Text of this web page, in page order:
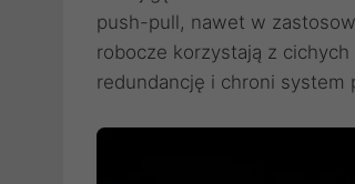
push-pull, nawet w
robocze korzystają z
redundancję i chroni system